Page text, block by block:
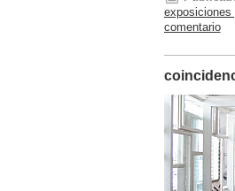
comentario